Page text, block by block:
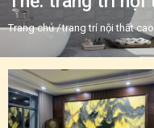
Trang chủ/trang trí nội thất